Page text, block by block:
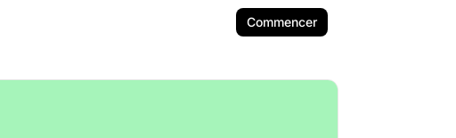
Commencer